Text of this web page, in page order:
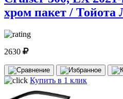
хром пакет / Тойота
2630
Купить в 1 клик